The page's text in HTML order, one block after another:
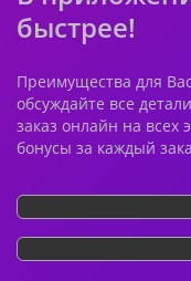
быстрее!
Преимущества для
обсуждайте все
заказ онлайн на всех
бонусы за каждый